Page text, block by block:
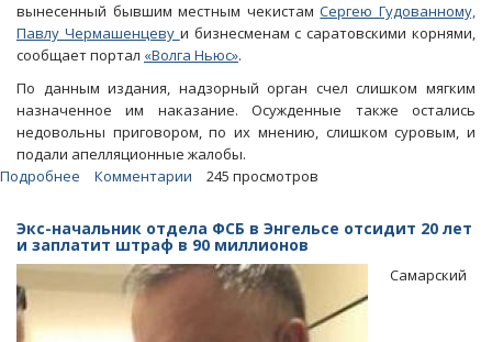
вынесенный бывшим местным чекистамСергею Гудованному,
Павлу Чермашенцеву и бизнесменам с саратовскими корнями,
сообщает портал «Волга Ньюс».
По данным издания, надзорный орган счел слишком мягким
назначенное им наказание. Осужденные также остались
недовольны приговором, по их мнению, слишком суровым, и
подали апелляционные жалобы.
Подробнее
«слишком
мягкий»
приговор
Сергею
Гудованному
Комментарии 245 просмотров
Экс-начальник отдела ФСБ в Энгельсе отсидит 20 лет
и заплатит штраф в 90 миллионов
Самарский